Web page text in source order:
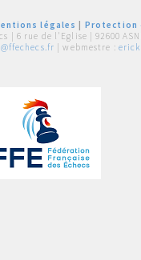
légales
Protection
| 6 rue de l'Eglise | 92600
| webmestre :